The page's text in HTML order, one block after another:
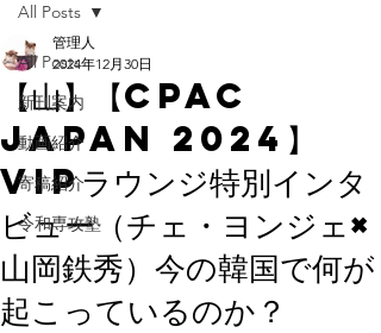
All Posts
新刊案内
動画紹介
寄稿紹介
令和専攻塾
All Posts
【山】【CPAC
Japan 2024】
VIPラウンジ特別インタ
ビュー（チェ・ヨンジェ×
山岡鉄秀）今の韓国で何が
起こっているのか？
管理人
2024年12月30日